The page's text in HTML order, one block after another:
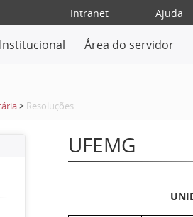
Intranet Ajuda
Institucional Área do servidor
> Resoluções
UFEMG